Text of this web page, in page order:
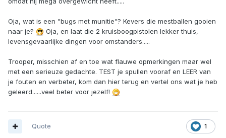
Oja, wat is een "bugs met munitie"? Kevers die mestballen gooien
naar je?
Oja, en laat die 2 kruisboogpistolen lekker thuis,
levensgevaarlijke dingen voor omstanders.....
Trooper, misschien af en toe wat flauwe opmerkingen maar wel
met een serieuze gedachte. TEST je spullen vooraf en LEER van
je fouten en verbeter, kom dan hier terug en vertel ons wat je heb
geleerd......veel beter voor jezelf!
1
Quote